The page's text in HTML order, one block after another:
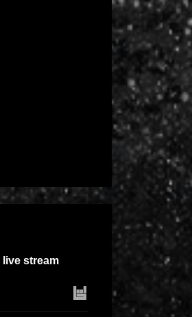
stream